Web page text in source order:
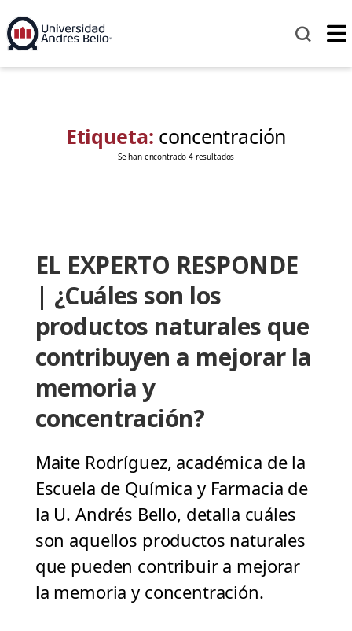
Etiqueta: concentración
Se han encontrado 4 resultados
EL EXPERTO RESPONDE
| ¿Cuáles son los
productos naturales que
contribuyen a mejorar la
memoria y
concentración?
Maite Rodríguez, académica de la
Escuela de Química y Farmacia de
la U. Andrés Bello, detalla cuáles
son aquellos productos naturales
que pueden contribuir a mejorar
la memoria y concentración.